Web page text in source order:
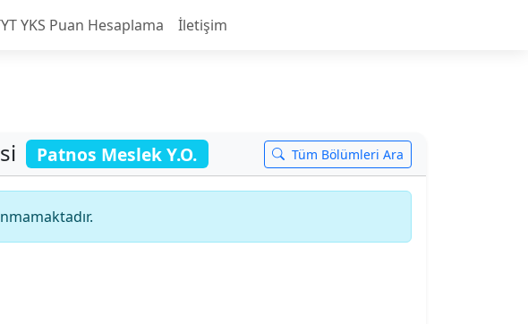
YKS Puan Hesaplama İletişim
Patnos Meslek Y.O. Tüm Bölümleri Ara